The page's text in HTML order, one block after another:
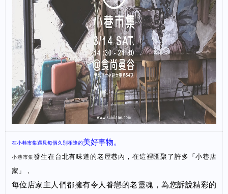
在小巷市集遇見每個久別相逢的美好事物。
小巷市集發生在台北有味道的老屋巷內，在這裡匯聚了許多「小巷店
家」，
每位店家主人們都擁有令人眷戀的老靈魂，為您訴說精彩的